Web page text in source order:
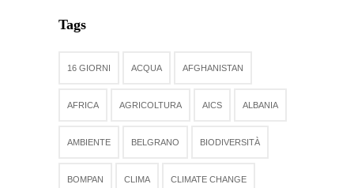
Tags
16 GIORNI ACQUA AFGHANISTAN
AFRICA AGRICOLTURA AICS ALBANIA
AMBIENTE BELGRANO BIODIVERSITÀ
BOMPAN CLIMA CLIMATE CHANGE